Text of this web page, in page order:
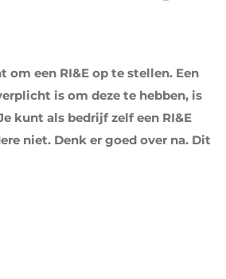
een RI&E op te stellen. Een
is om deze te hebben, is
kunt als bedrijf zelf een RI&E
niet. Denk er goed over na. Dit